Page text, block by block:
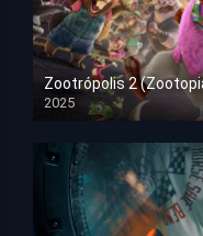
Zootrópolis 2
2025
HD 1080p